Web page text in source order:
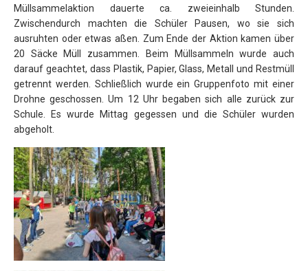
Müllsammelaktion dauerte ca. zweieinhalb Stunden.
Zwischendurch machten die Schüler Pausen, wo sie sich
ausruhten oder etwas aßen. Zum Ende der Aktion kamen über
20 Säcke Müll zusammen. Beim Müllsammeln wurde auch
darauf geachtet, dass Plastik, Papier, Glass, Metall und Restmüll
getrennt werden. Schließlich wurde ein Gruppenfoto mit einer
Drohne geschossen. Um 12 Uhr begaben sich alle zurück zur
Schule. Es wurde Mittag gegessen und die Schüler wurden
abgeholt.